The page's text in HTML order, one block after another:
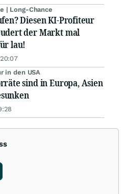
| Long-Chance
Diesen KI-Profiteur
der Markt mal
lau!
in den USA
sind in Europa, Asien